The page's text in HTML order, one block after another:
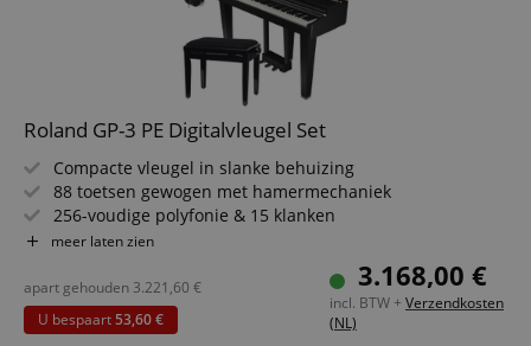
Roland GP-3 PE Digitalvleugel Set
Compacte vleugel in slanke behuizing
88 toetsen gewogen met hamermechaniek
256-voudige polyfonie & 15 klanken
Elegante zwarte hoogglanslak & fijn afgewerkte details
Sustain-, soft- & sostenuto-pedalen ondersteunen
halfpedaaltechnieken
Stereo-luidsprekersysteem voor een meeslepend
klankbeeld
meer laten zien
3.168,00 €
incl. BTW + Verzendkosten
(NL)
apart gehouden 3.221,60 €
U bespaart53,60 €